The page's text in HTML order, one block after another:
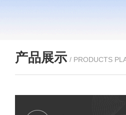
产品展示 / PRODUCTS